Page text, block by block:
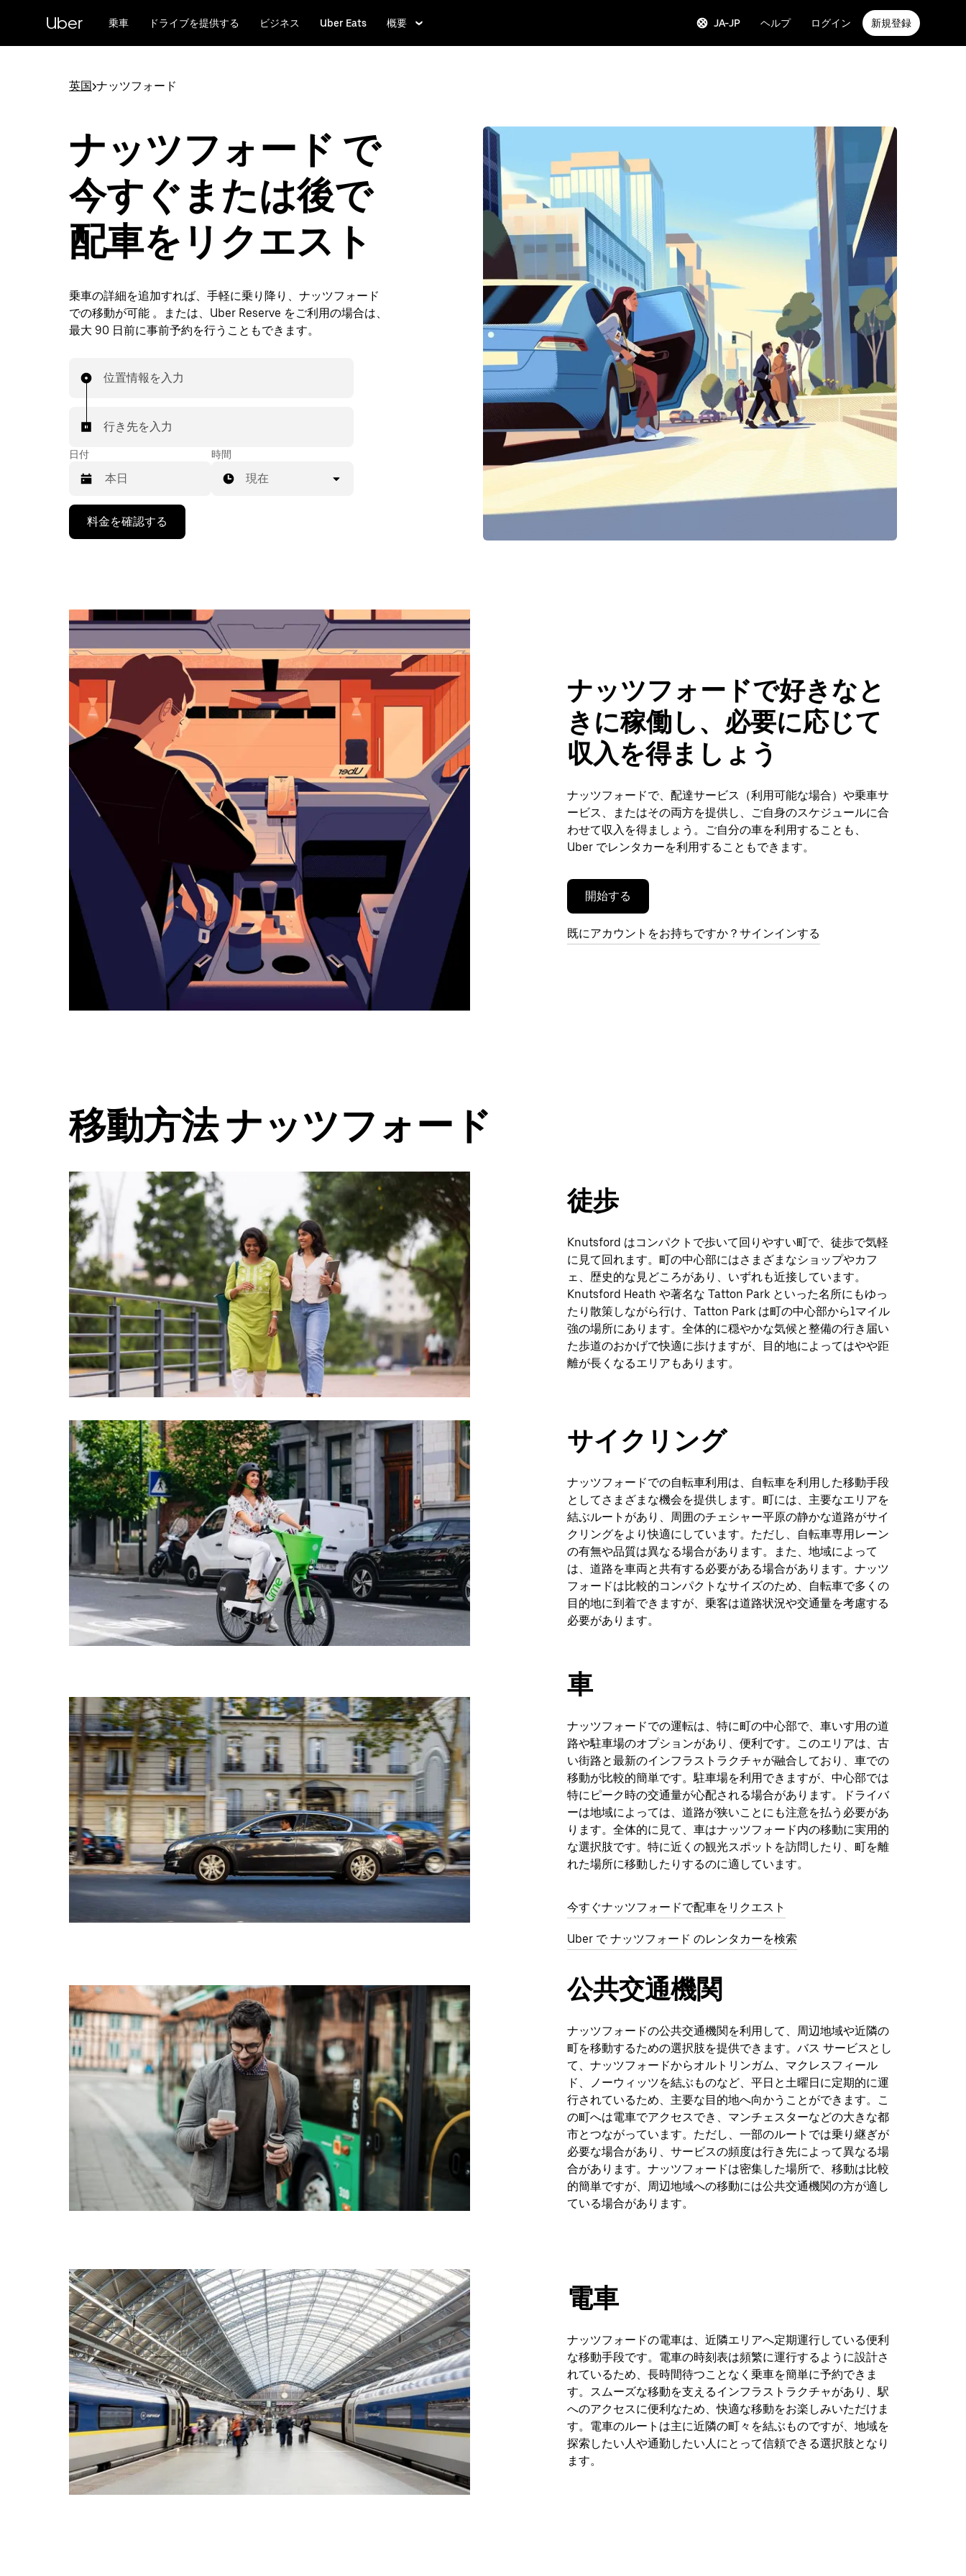
Uber 乗車 ドライブを提供する ビジネス Uber Eats 概要 JA-JP ヘルプ ログイン 新規登録
英国>ナッツフォード
ナッツフォード で
今すぐまたは後で
配車をリクエスト
乗車の詳細を追加すれば、手軽に乗り降り、ナッツフォード
での移動が可能 。または、Uber Reserve をご利用の場合は、
最大 90 日前に事前予約を行うこともできます。
位置情報を入力
行き先を入力
日付
レ
ダ
ー
を
し、
日
を
選
ボ
タ
ン
を
時間
現在
料金を確認する
ナッツフォードで好きなと
きに稼働し、必要に応じて
収入を得ましょう
ナッツフォードで、配達サービス（利用可能な場合）や乗車サ
ービス、またはその両方を提供し、ご自身のスケジュールに合
わせて収入を得ましょう。ご自分の車を利用することも、
Uber でレンタカーを利用することもできます。
開始する
既にアカウントをお持ちですか？サインインする
移動方法 ナッツフォード
徒歩
Knutsford はコンパクトで歩いて回りやすい町で、徒歩で気軽
に見て回れます。町の中心部にはさまざまなショップやカフ
ェ、歴史的な見どころがあり、いずれも近接しています。
Knutsford Heath や著名な Tatton Park といった名所にもゆっ
たり散策しながら行け、Tatton Park は町の中心部から1マイル
強の場所にあります。全体的に穏やかな気候と整備の行き届い
た歩道のおかげで快適に歩けますが、目的地によってはやや距
離が長くなるエリアもあります。
サイクリング
ナッツフォードでの自転車利用は、自転車を利用した移動手段
としてさまざまな機会を提供します。町には、主要なエリアを
結ぶルートがあり、周囲のチェシャー平原の静かな道路がサイ
クリングをより快適にしています。ただし、自転車専用レーン
の有無や品質は異なる場合があります。また、地域によって
は、道路を車両と共有する必要がある場合があります。ナッツ
フォードは比較的コンパクトなサイズのため、自転車で多くの
目的地に到着できますが、乗客は道路状況や交通量を考慮する
必要があります。
車
ナッツフォードでの運転は、特に町の中心部で、車いす用の道
路や駐車場のオプションがあり、便利です。このエリアは、古
い街路と最新のインフラストラクチャが融合しており、車での
移動が比較的簡単です。駐車場を利用できますが、中心部では
特にピーク時の交通量が心配される場合があります。ドライバ
ーは地域によっては、道路が狭いことにも注意を払う必要があ
ります。全体的に見て、車はナッツフォード内の移動に実用的
な選択肢です。特に近くの観光スポットを訪問したり、町を離
れた場所に移動したりするのに適しています。
今すぐナッツフォードで配車をリクエスト
Uber で ナッツフォード のレンタカーを検索
公共交通機関
ナッツフォードの公共交通機関を利用して、周辺地域や近隣の
町を移動するための選択肢を提供できます。バス サービスとし
て、ナッツフォードからオルトリンガム、マクレスフィール
ド、ノーウィッツを結ぶものなど、平日と土曜日に定期的に運
行されているため、主要な目的地へ向かうことができます。こ
の町へは電車でアクセスでき、マンチェスターなどの大きな都
市とつながっています。ただし、一部のルートでは乗り継ぎが
必要な場合があり、サービスの頻度は行き先によって異なる場
合があります。ナッツフォードは密集した場所で、移動は比較
的簡単ですが、周辺地域への移動には公共交通機関の方が適し
ている場合があります。
電車
ナッツフォードの電車は、近隣エリアへ定期運行している便利
な移動手段です。電車の時刻表は頻繁に運行するように設計さ
れているため、長時間待つことなく乗車を簡単に予約できま
す。スムーズな移動を支えるインフラストラクチャがあり、駅
へのアクセスに便利なため、快適な移動をお楽しみいただけま
す。電車のルートは主に近隣の町々を結ぶものですが、地域を
探索したい人や通勤したい人にとって信頼できる選択肢となり
ます。